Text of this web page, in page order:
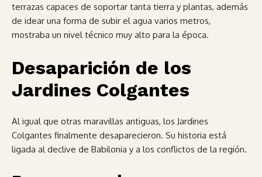
terrazas capaces de soportar tanta tierra y plantas, además
de idear una forma de subir el agua varios metros,
mostraba un nivel técnico muy alto para la época.
Desaparición de los
Jardines Colgantes
Al igual que otras maravillas antiguas, los Jardines
Colgantes finalmente desaparecieron. Su historia está
ligada al declive de Babilonia y a los conflictos de la región.